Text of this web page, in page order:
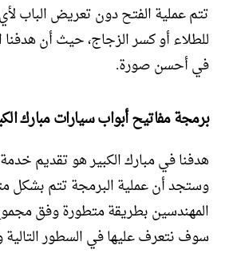
تتم عملية الفتح دون تعريض الباب
للطلاء أو كسر الزجاج، حيث أن
في أحسن صورة.
برمجة مفاتيح أبواب سيارات مبارك
هدفنا في مبارك الكبير هو تقديم
وستجد أن عملية البرمجة تتم بشكل
المهندسين بطريقة متطورة وفق
سوف نتعرف عليها في السطور